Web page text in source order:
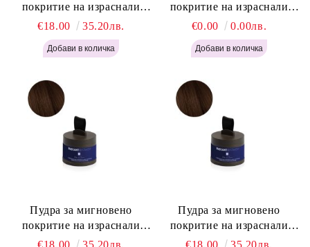
покритие на израснали
корени Русо - Labor Pro
Instant Retouch Powder -
Blonde H645
€18.00 35.20лв.
покритие на израснали
корени Светло Кафяво -
Labor Pro Instant Retouch
Powder - Light Brown H644
€0.00 0.00лв.
Пудра за мигновено
покритие на израснали
корени Топло Кафяво -
€18.00 35.20лв.
Пудра за мигновено
покритие на израснали
корени Кафяво - Labor Pro
€18.00 35.20лв.